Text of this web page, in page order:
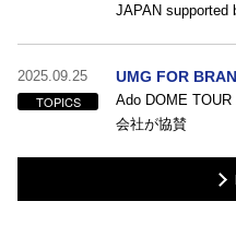
JAPAN supported
2025.09.25
TOPICS
UMG FOR
Ado DOME
会社が協賛